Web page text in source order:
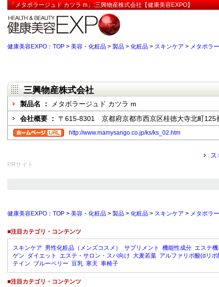
「メタボラージュド カツラ m」:三興物産株式会社【健康美容EXPO】
健康美容EXPO：TOP > 美容・化粧品 > 製品 > 化粧品 > スキンケア > メタボラ
三興物産株式会社
製品名 ：
メタボラージュド カツラ m
会社概要 ： 〒615-8301 京都府京都市西京区桂徳大寺北町125
http://www.mamysango.co.jp/ks/ks_02.htm
PRサイト
健康美容EXPO：TOP > 美容・化粧品 > 製品 > 化粧品 > スキンケア > メタボラ
■注目カテゴリ・コンテンツ
スキンケア 男性化粧品（メンズコスメ） サプリメント 機能性成分 エステ
ゲン ダイエット エステ・サロン・スパ向け 大麦若葉 アルファリポ酸(αリポ
テイン ブルーベリー 豆乳 寒天 車椅子
■注目カテゴリ・コンテンツ